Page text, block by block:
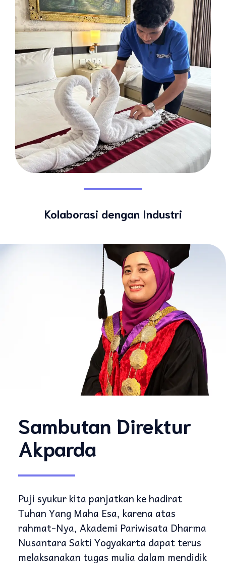
Kolaborasi dengan Industri
Sambutan Direktur
Akparda
Puji syukur kita panjatkan ke hadirat
Tuhan Yang Maha Esa, karena atas
rahmat-Nya, Akademi Pariwisata Dharma
Nusantara Sakti Yogyakarta dapat terus
melaksanakan tugas mulia dalam mendidik